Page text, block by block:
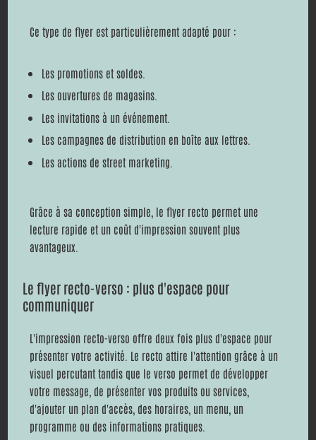
Ce type de flyer est particulièrement adapté pour :
Les promotions et soldes.
Les ouvertures de magasins.
Les invitations à un événement.
Les campagnes de distribution en boîte aux lettres.
Les actions de street marketing.
Grâce à sa conception simple, le flyer recto permet une
lecture rapide et un coût d'impression souvent plus
avantageux.
Le flyer recto-verso : plus d'espace pour
communiquer
L'impression recto-verso offre deux fois plus d'espace pour
présenter votre activité. Le recto attire l'attention grâce à un
visuel percutant tandis que le verso permet de développer
votre message, de présenter vos produits ou services,
d'ajouter un plan d'accès, des horaires, un menu, un
programme ou des informations pratiques.